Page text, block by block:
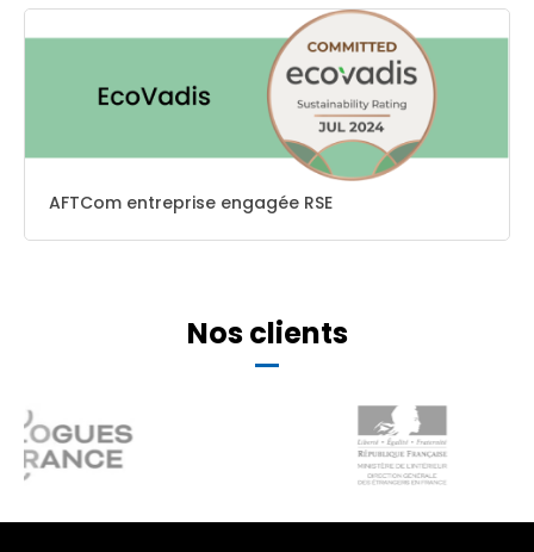
AFTCom entreprise engagée RSE
Nos clients